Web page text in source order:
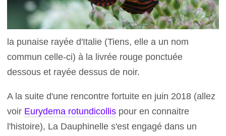
la punaise rayée d'Italie (Tiens, elle a un nom
commun celle-ci) à la livrée rouge ponctuée
dessous et rayée dessus de noir.
A la suite d'une rencontre fortuite en juin 2018 (allez
voir Eurydema rotundicollis pour en connaitre
l'histoire), La Dauphinelle s'est engagé dans un